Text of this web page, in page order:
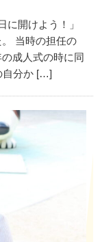
開けよう！」
当時の担任の
成人式の時に同
自分か […]